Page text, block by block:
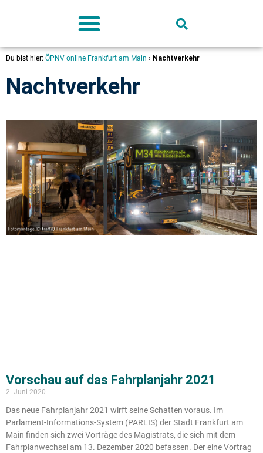
Du bist hier: ÖPNV online Frankfurt am Main › Nachtverkehr
Nachtverkehr
Vorschau auf das Fahrplanjahr 2021
2. Juni 2020
Das neue Fahrplanjahr 2021 wirft seine Schatten voraus. Im
Parlament-Informations-System (PARLIS) der Stadt Frankfurt am
Main finden sich zwei Vorträge des Magistrats, die sich mit dem
Fahrplanwechsel am 13. Dezember 2020 befassen. Der eine Vortrag